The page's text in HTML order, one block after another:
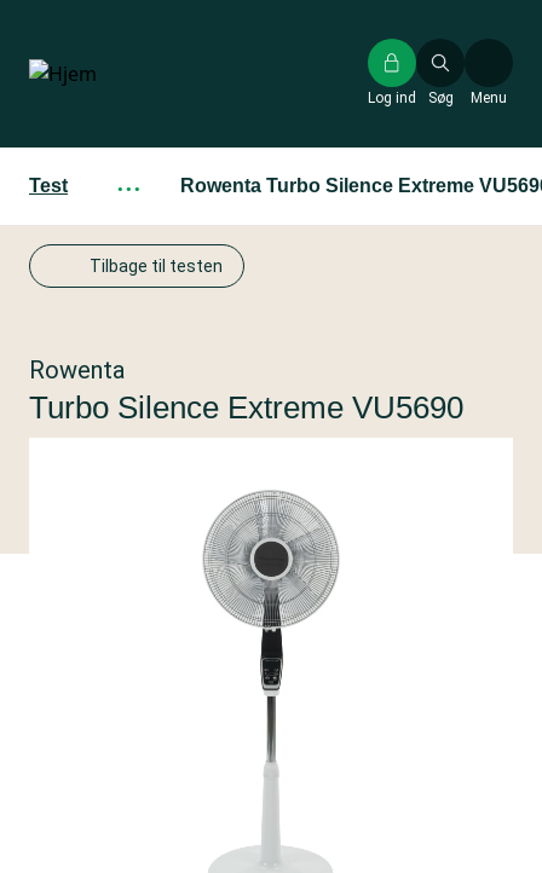
hovedindhold
Søg
Log ind Menu
Test ··· Rowenta Turbo Silence Extreme
Tilbage til testen
Rowenta
Turbo Silence Extreme VU5690